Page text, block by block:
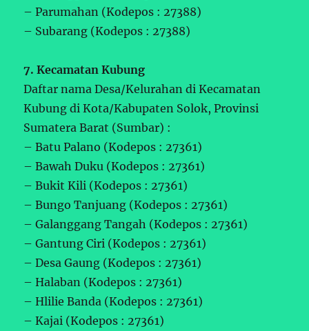
– Parumahan (Kodepos : 27388)
– Subarang (Kodepos : 27388)
7. Kecamatan Kubung
Daftar nama Desa/Kelurahan di Kecamatan
Kubung di Kota/Kabupaten Solok, Provinsi
Sumatera Barat (Sumbar) :
– Batu Palano (Kodepos : 27361)
– Bawah Duku (Kodepos : 27361)
– Bukit Kili (Kodepos : 27361)
– Bungo Tanjuang (Kodepos : 27361)
– Galanggang Tangah (Kodepos : 27361)
– Gantung Ciri (Kodepos : 27361)
– Desa Gaung (Kodepos : 27361)
– Halaban (Kodepos : 27361)
– Hlilie Banda (Kodepos : 27361)
– Kajai (Kodepos : 27361)